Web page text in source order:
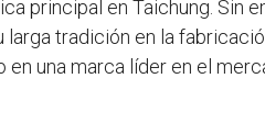
principal en Taichung. Sin
tradición en la
en una marca líder en el